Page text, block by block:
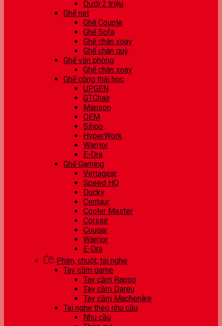
Dưới 2 triệu
Ghế net
Ghế Couple
Ghế Sofa
Ghế chân xoay
Ghế chân quỳ
Ghế văn phòng
Ghế chân xoay
Ghế công thái học
UPGEN
GTChair
Manson
OEM
Sihoo
HyperWork
Warrior
E-Dra
Ghế Gaming
Vertagear
Speed HQ
Ducky
Centaur
Cooler Master
Corsair
Cougar
Warrior
E-Dra
Phím, chuột, tai nghe
Tay cầm game
Tay cầm Rapoo
Tay cầm Dareu
Tay cầm Machenike
Tai nghe theo nhu cầu
Nhu cầu